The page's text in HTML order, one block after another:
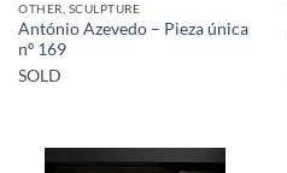
OTHER, SCULPTURE
António Azevedo – Pieza única
nº 169
SOLD